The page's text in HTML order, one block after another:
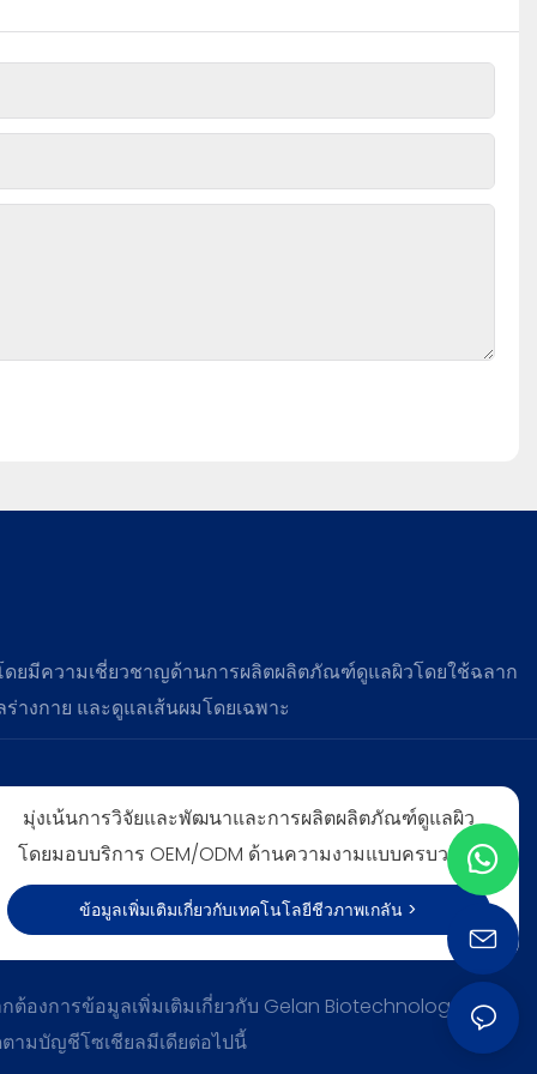
ดยมีความเชี่ยวชาญด้านการผลิตผลิตภัณฑ์ดูแลผิวโดยใช้ฉลาก
งกาย และดูแลเส้นผมโดยเฉพาะ
มุ่งเน้นการวิจัยและพัฒนาและการผลิตผลิตภัณฑ์ดูแลผิว
โดยมอบบริการ OEM/ODM ด้านความงามแบบครบวงจร
ข้อมูลเพิ่มเติมเกี่ยวกับเทคโนโลยีชีวภาพเกลัน >
ต้องการข้อมูลเพิ่มเติมเกี่ยวกับ Gelan Biotechnology โปรด
ามบัญชีโซเชียลมีเดียต่อไปนี้